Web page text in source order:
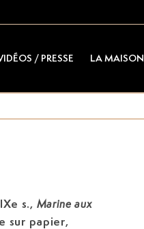
/ PRESSE LA MAISON
s., Marine aux
sur papier,